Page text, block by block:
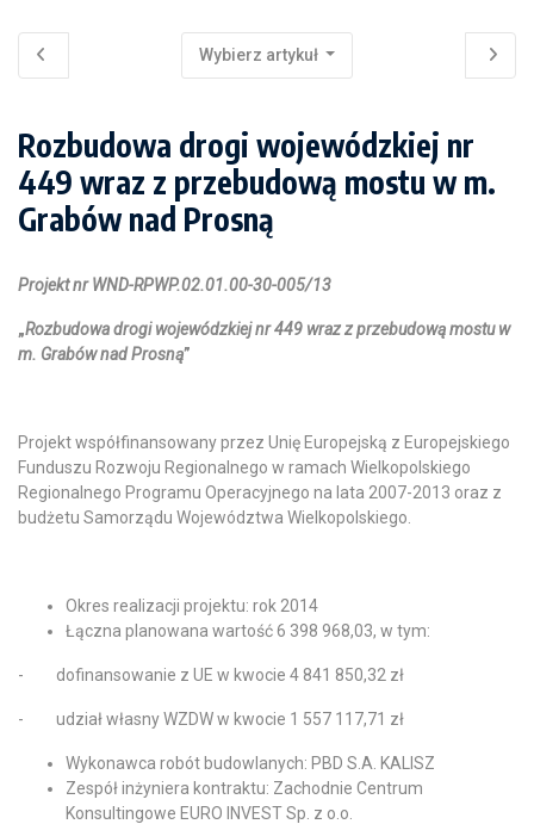
Wybierz artykuł
Rozbudowa drogi wojewódzkiej nr
449 wraz z przebudową mostu w m.
Grabów nad Prosną
Projekt nr WND-RPWP.02.01.00-30-005/13
„Rozbudowa drogi wojewódzkiej nr 449 wraz z przebudową mostu w
m. Grabów nad Prosną”
Projekt współfinansowany przez Unię Europejską z Europejskiego
Funduszu Rozwoju Regionalnego w ramach Wielkopolskiego
Regionalnego Programu Operacyjnego na lata 2007-2013 oraz z
budżetu Samorządu Województwa Wielkopolskiego.
Okres realizacji projektu: rok 2014
Łączna planowana wartość 6 398 968,03, w tym:
- dofinansowanie z UE w kwocie 4 841 850,32 zł
- udział własny WZDW w kwocie 1 557 117,71 zł
Wykonawca robót budowlanych: PBD S.A. KALISZ
Zespół inżyniera kontraktu: Zachodnie Centrum
Konsultingowe EURO INVEST Sp. z o.o.